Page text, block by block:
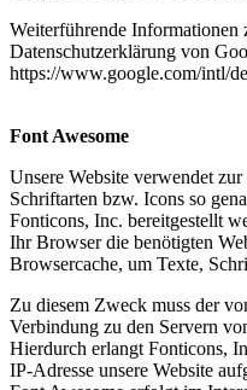
Weiterführende
Datenschutzerklärung von
https://www.google.com/intl/
Font Awesome
Unsere Website verwendet
Schriftarten bzw. Icons so
Fonticons, Inc. bereitgestellt
Ihr Browser die benötigten
Browsercache, um Texte,
Zu diesem Zweck muss der
Verbindung zu den Servern
Hierdurch erlangt Fonticons,
IP-Adresse unsere Website